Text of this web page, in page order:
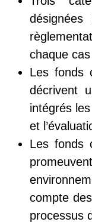
chaque cas
Les fonds
décrivent
intégrés
et
Les fonds
compte
processus